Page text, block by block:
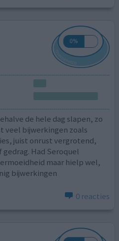
de hele dag slapen, zo
veel bijwerkingen zoals
juist onrust vergrotend,
Had Seroquel
maar hielp wel,
bijwerkingen
0 reacties